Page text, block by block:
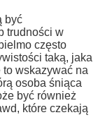
być
trudności w
często
taką, jaka
wskazywać na
osoba śniąca
być również
które czekają